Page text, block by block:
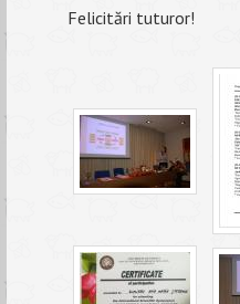
Felicitări tuturor!